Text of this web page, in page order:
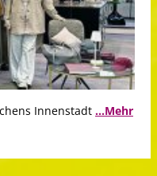
Innenstadt ...Mehr